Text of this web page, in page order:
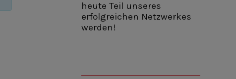
heute Teil unseres
erfolgreichen Netzwerkes
werden!